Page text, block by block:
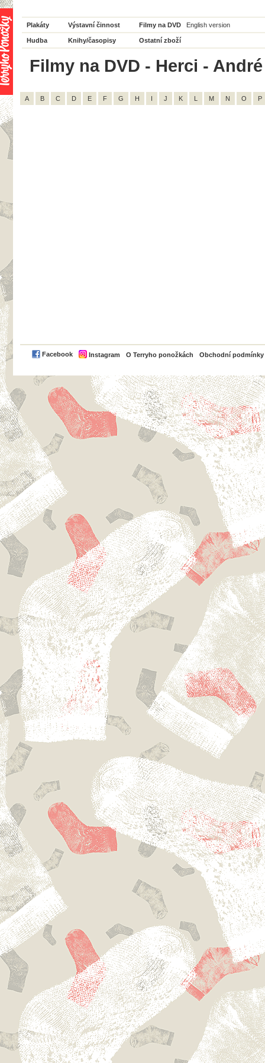
Plakáty Výstavní činnost Filmy na DVD English version
Hudba Knihy/časopisy Ostatní zboží
Filmy na DVD - Herci -
A B C D E F G H I J K L M N O P
Facebook Instagram O Terryho ponožkách Obchodní podmínky
PayPal